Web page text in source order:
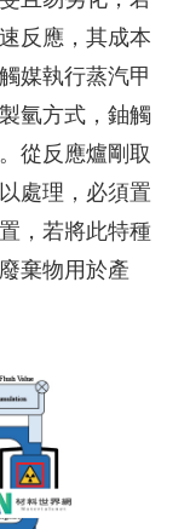
反應，其成本
媒執行蒸汽甲
氫方式，鈾觸
從反應爐剛取
處理，必須置
，若將此特種
棄物用於產